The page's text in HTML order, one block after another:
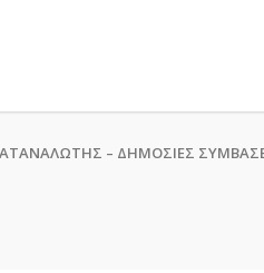
– ΔΗΜΟΣΙΕΣ